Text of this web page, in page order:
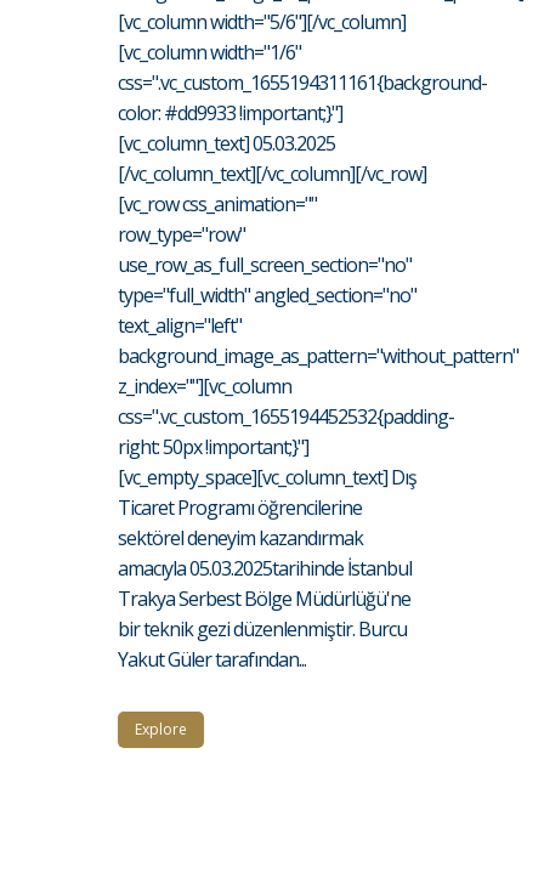
[vc_column width="5/6"][/vc_column]
[vc_column width="1/6"
css=".vc_custom_1655194311161{background-
color: #dd9933 !important;}"]
[vc_column_text] 05.03.2025
[/vc_column_text][/vc_column][/vc_row]
[vc_row css_animation=""
row_type="row"
use_row_as_full_screen_section="no"
type="full_width" angled_section="no"
text_align="left"
background_image_as_pattern="without_pattern"
z_index=""][vc_column
css=".vc_custom_1655194452532{padding-
right: 50px !important;}"]
[vc_empty_space][vc_column_text] Dış
Ticaret Programı öğrencilerine
sektörel deneyim kazandırmak
amacıyla 05.03.2025tarihinde İstanbul
Trakya Serbest Bölge Müdürlüğü'ne
bir teknik gezi düzenlenmiştir. Burcu
Yakut Güler tarafından...
Explore